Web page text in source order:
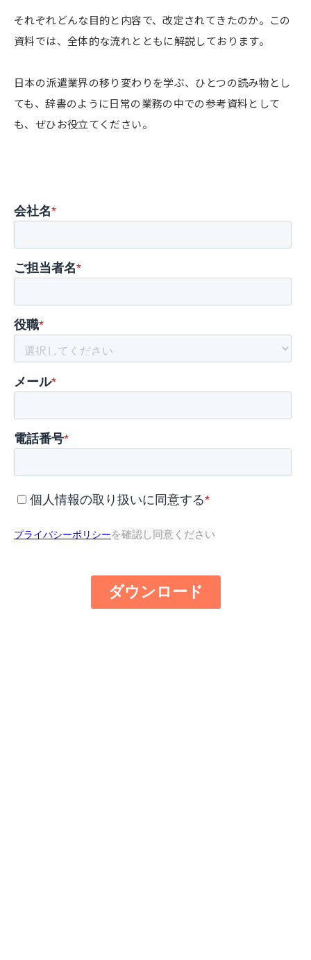
それぞれどんな目的と内容で、改定されてきたのか。この
資料では、全体的な流れとともに解説しております。
日本の派遣業界の移り変わりを学ぶ、ひとつの読み物とし
ても、辞書のように日常の業務の中での参考資料として
も、ぜひお役立てください。